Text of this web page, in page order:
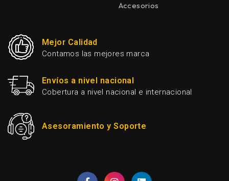
Accesorios
Mejor Calidad
Contamos las mejores marca
Envíos a nivel nacional
Cobertura a nivel nacional e internacional
Asesoramiento y Soporte